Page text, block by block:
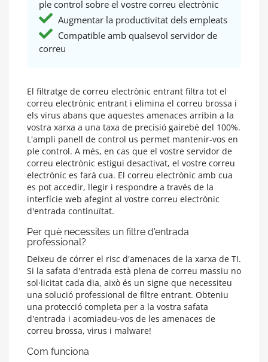
ple control sobre el vostre correu electrònic
Augmentar la productivitat dels empleats
Compatible amb qualsevol servidor de
correu
El filtratge de correu electrònic entrant filtra tot el
correu electrònic entrant i elimina el correu brossa i
els virus abans que aquestes amenaces arribin a la
vostra xarxa a una taxa de precisió gairebé del 100%.
L'ampli panell de control us permet mantenir-vos en
ple control. A més, en cas que el vostre servidor de
correu electrònic estigui desactivat, el vostre correu
electrònic es farà cua. El correu electrònic amb cua
es pot accedir, llegir i respondre a través de la
interfície web afegint al vostre correu electrònic
d'entrada continuïtat.
Per què necessites un filtre d'entrada
professional?
Deixeu de córrer el risc d'amenaces de la xarxa de TI.
Si la safata d'entrada està plena de correu massiu no
sol·licitat cada dia, això és un signe que necessiteu
una solució professional de filtre entrant. Obteniu
una protecció completa per a la vostra safata
d'entrada i acomiadeu-vos de les amenaces de
correu brossa, virus i malware!
Com funciona